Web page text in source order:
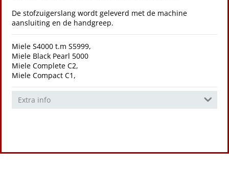
De stofzuigerslang wordt geleverd met de machine
aansluiting en de handgreep.
Miele S4000 t.m S5999,
Miele Black Pearl 5000
Miele Complete C2,
Miele Compact C1,
Extra info